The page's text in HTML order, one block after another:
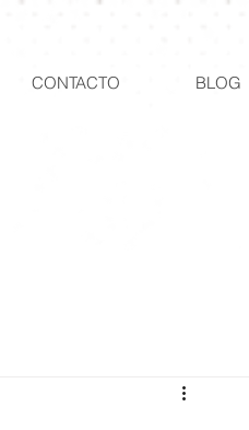
CONTACTO BLOG